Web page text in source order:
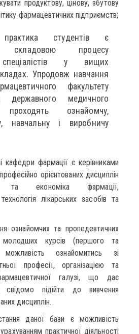
продуктову, цінову, збутову
фармацевтичних підприємств;
практика студентів є
складовою процесу
спеціалістів у вищих
Упродовж навчання
факультету
державного медичного
проходять ознайомчу,
навчальну і виробничу
кафедри фармації є керівниками
орієнтованих дисциплін
та економіка фармації,
лікарських засобів та
ознайомчих та пропедевтичних
молодших курсів (першого та
ознайомитись зі
професії, організацією та
галузі, що дає
свідомо підійти до вивчення
дисциплін.
даної бази є можливість
практичної діяльності